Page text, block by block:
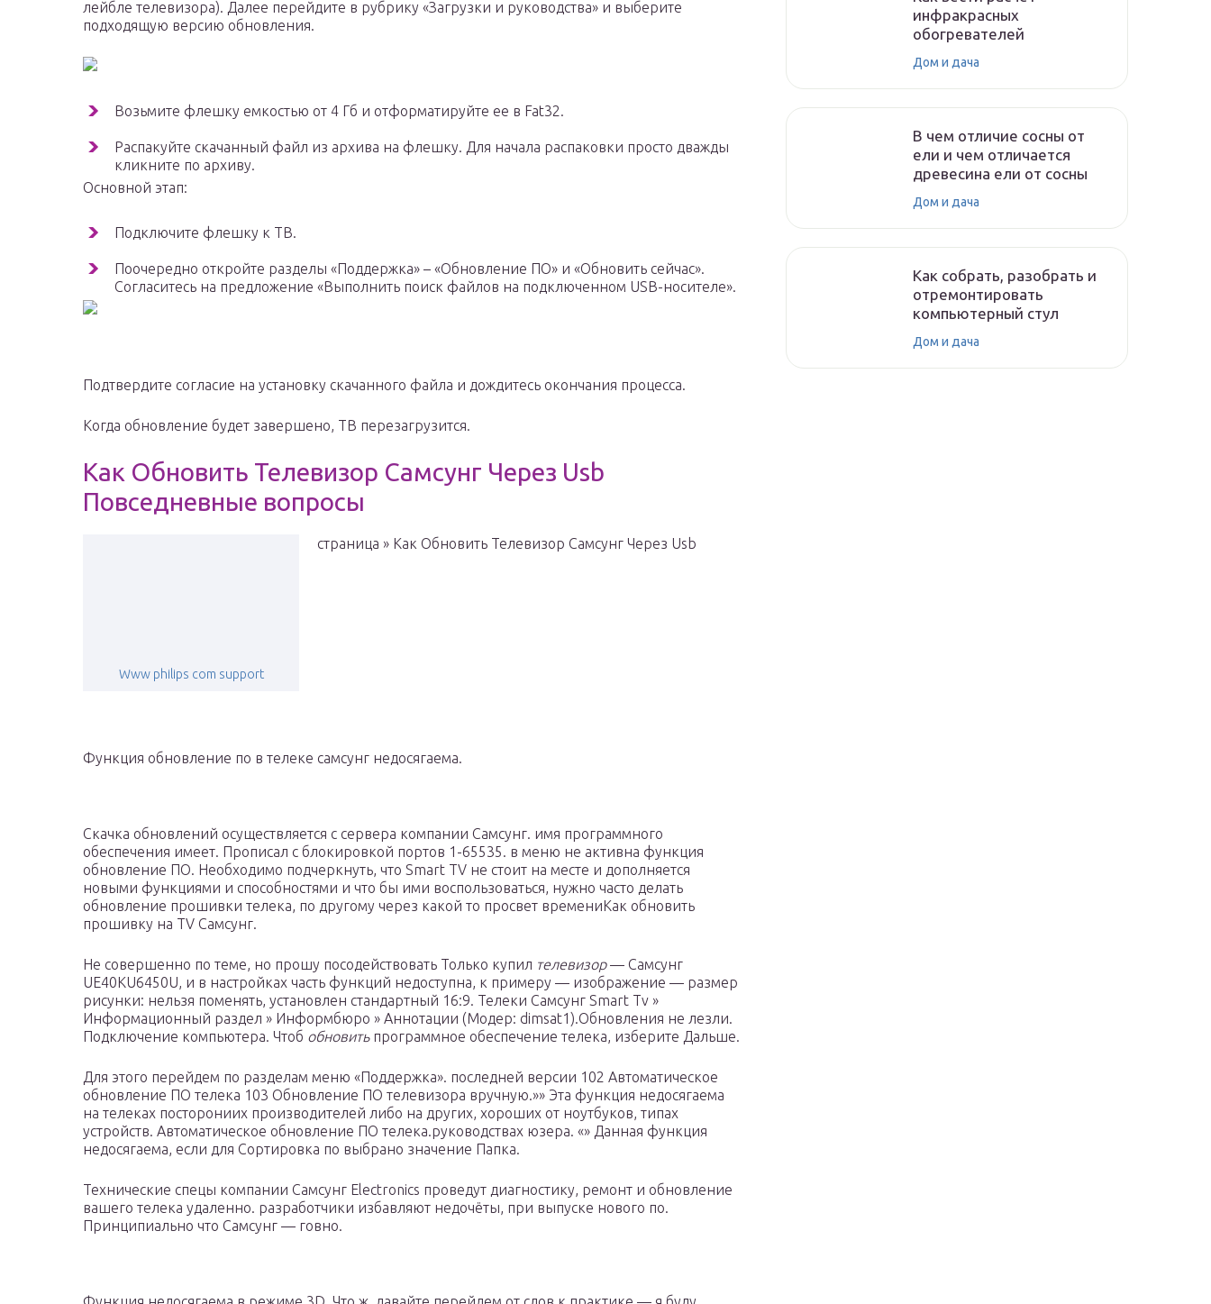
лейбле телевизора). Далее перейдите в рубрику «Загрузки и руководства» и выберите
подходящую версию обновления.
Возьмите флешку емкостью от 4 Гб и отформатируйте ее в Fat32.
Распакуйте скачанный файл из архива на флешку. Для начала распаковки просто дважды
кликните по архиву.
Основной этап:
Подключите флешку к ТВ.
Поочередно откройте разделы «Поддержка» – «Обновление ПО» и «Обновить сейчас».
Согласитесь на предложение «Выполнить поиск файлов на подключенном USB-носителе».
Подтвердите согласие на установку скачанного файла и дождитесь окончания процесса.
Когда обновление будет завершено, ТВ перезагрузится.
Как Обновить Телевизор Самсунг Через Usb
Повседневные вопросы
Www philips com support
страница » Как Обновить Телевизор Самсунг Через Usb
Функция обновление по в телеке самсунг недосягаема.
Скачка обновлений осуществляется с сервера компании Самсунг. имя программного
обеспечения имеет. Прописал с блокировкой портов 1-65535. в меню не активна функция
обновление ПО. Необходимо подчеркнуть, что Smart TV не стоит на месте и дополняется
новыми функциями и способностями и что бы ими воспользоваться, нужно часто делать
обновление прошивки телека, по другому через какой то просвет времениКак обновить
прошивку на TV Самсунг.
Не совершенно по теме, но прошу посодействовать Только купил телевизор— Самсунг
UE40KU6450U, и в настройках часть функций недоступна, к примеру — изображение — размер
рисунки: нельзя поменять, установлен стандартный 16:9. Телеки Самсунг Smart Tv »
Информационный раздел » Информбюро » Аннотации (Модер: dimsat1).Обновления не лезли.
Подключение компьютера. Чтоб обновитьпрограммное обеспечение телека, изберите Дальше.
Для этого перейдем по разделам меню «Поддержка». последней версии 102 Автоматическое
обновление ПО телека 103 Обновление ПО телевизора вручную.»» Эта функция недосягаема
на телеках посторониих производителей либо на других, хороших от ноутбуков, типах
устройств. Автоматическое обновление ПО телека.руководствах юзера. «» Данная функция
недосягаема, если для Сортировка по выбрано значение Папка.
Технические спецы компании Самсунг Electronics проведут диагностику, ремонт и обновление
вашего телека удаленно. разработчики избавляют недочёты, при выпуске нового по.
Принципиально что Самсунг — говно.
инфракрасных
обогревателей
Дом и дача
В чем отличие сосны от
ели и чем отличается
древесина ели от сосны
Дом и дача
Как собрать, разобрать и
отремонтировать
компьютерный стул
Дом и дача